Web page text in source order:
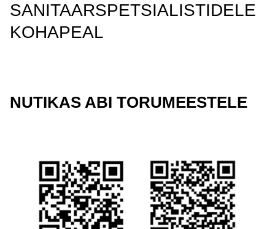
SANITAARSPETSIALISTIDELE
KOHAPEAL
NUTIKAS ABI TORUMEESTELE